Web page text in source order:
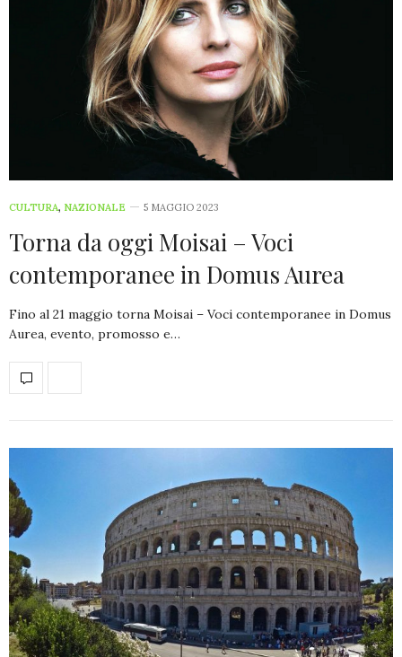
CULTURA, NAZIONALE 5 MAGGIO 2023
Torna da oggi Moisai – Voci
contemporanee in Domus Aurea
Fino al 21 maggio torna Moisai – Voci contemporanee in Domus
Aurea, evento, promosso e…